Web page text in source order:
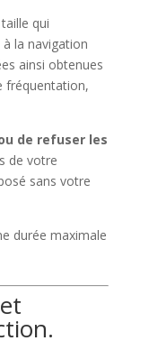
qui
la navigation
ainsi obtenues
fréquentation,
de refuser les
de votre
sans votre
durée maximale